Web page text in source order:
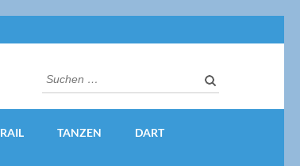
Suchen
nach:
TANZEN DART